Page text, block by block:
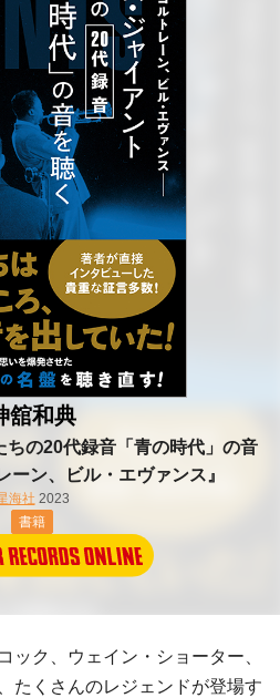
舘和典
ちの20代録音「青の時代」の音
ーン、ビル・エヴァンス』
海社 2023
書籍
ック、ウェイン・ショーター、
たくさんのレジェンドが登場す